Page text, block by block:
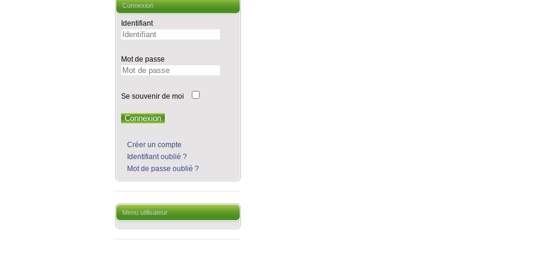
Connexion
Identifiant
Mot de passe
Se souvenir de moi
Connexion
Créer un compte
Identifiant oublié ?
Mot de passe oublié ?
Menu utilisateur